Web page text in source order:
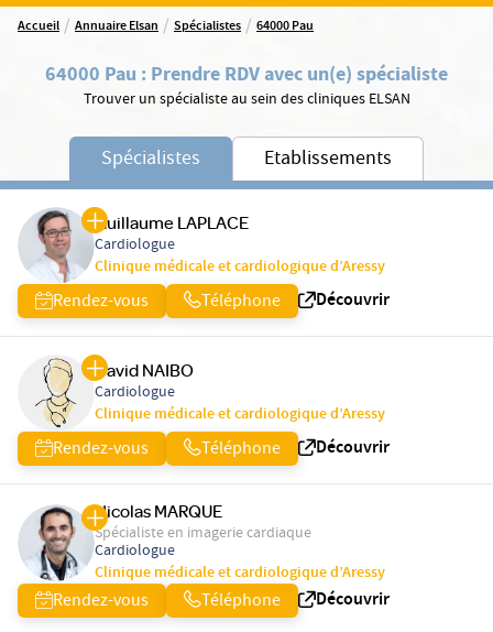
Accueil / Annuaire Elsan / Spécialistes / 64000 Pau
64000 Pau : Prendre RDV avec un(e) spécialiste
Trouver un spécialiste au sein des cliniques ELSAN
Spécialistes Etablissements
Guillaume LAPLACE
Cardiologue
Clinique médicale et cardiologique d’Aressy
Rendez-vous Téléphone Découvrir
David NAIBO
Cardiologue
Clinique médicale et cardiologique d’Aressy
Rendez-vous Téléphone Découvrir
Nicolas MARQUE
Spécialiste en imagerie cardiaque
Cardiologue
Clinique médicale et cardiologique d’Aressy
Rendez-vous Téléphone Découvrir